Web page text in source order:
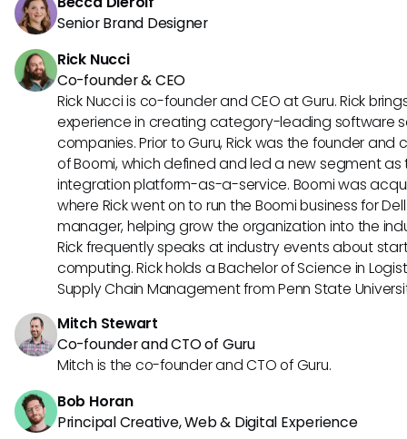
Senior Brand Designer
Rick Nucci
Co-founder & CEO
Rick Nucci is co-founder and CEO at Guru. Rick
experience in creating category-leading software
companies. Prior to Guru, Rick was the founder
of Boomi, which defined and led a new segment
integration platform-as-a-service. Boomi was
where Rick went on to run the Boomi business for
manager, helping grow the organization into the
Rick frequently speaks at industry events about
computing. Rick holds a Bachelor of Science in
Supply Chain Management from Penn State
Mitch Stewart
Co-founder and CTO of Guru
Mitch is the co-founder and CTO of Guru.
Bob Horan
Principal Creative, Web & Digital Experience